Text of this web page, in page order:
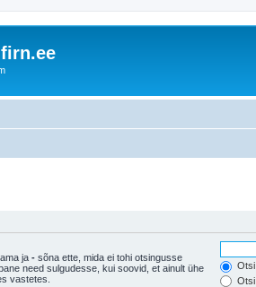
ja - sõna ette, mida ei tohi otsingusse
sulgudesse, kui soovid, et ainult ühe
vastetes.